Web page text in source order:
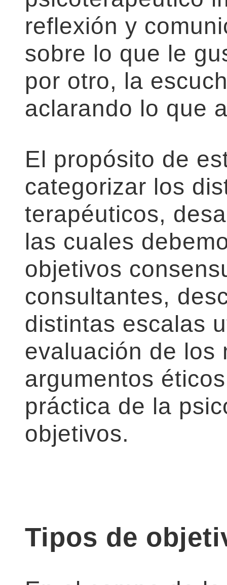
reflexión y
sobre lo que le
por otro, la
aclarando lo que
El propósito de
categorizar los
terapéuticos,
las cuales
objetivos
consultantes,
distintas escalas
evaluación de los
argumentos
práctica de la
objetivos.
Tipos de